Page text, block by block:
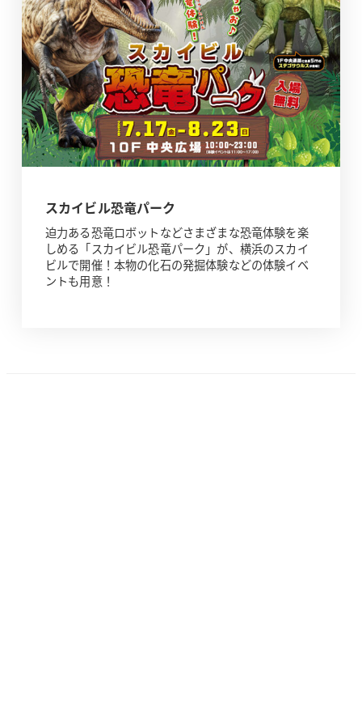
スカイビル恐竜パーク
迫力ある恐竜ロボットなどさまざまな恐竜体験を楽
しめる「スカイビル恐竜パーク」が、横浜のスカイ
ビルで開催！本物の化石の発掘体験などの体験イベ
ントも用意！